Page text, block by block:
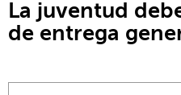
La juventud
de entrega